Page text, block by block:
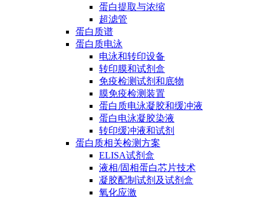
蛋白提取与浓缩
超滤管
蛋白质谱
蛋白质电泳
电泳和转印设备
转印膜和试剂盒
免疫检测试剂和底物
膜免疫检测装置
蛋白质电泳凝胶和缓冲液
蛋白电泳凝胶染液
转印缓冲液和试剂
蛋白质相关检测方案
ELISA试剂盒
液相/固相蛋白芯片技术
凝胶配制试剂及试剂盒
氧化应激